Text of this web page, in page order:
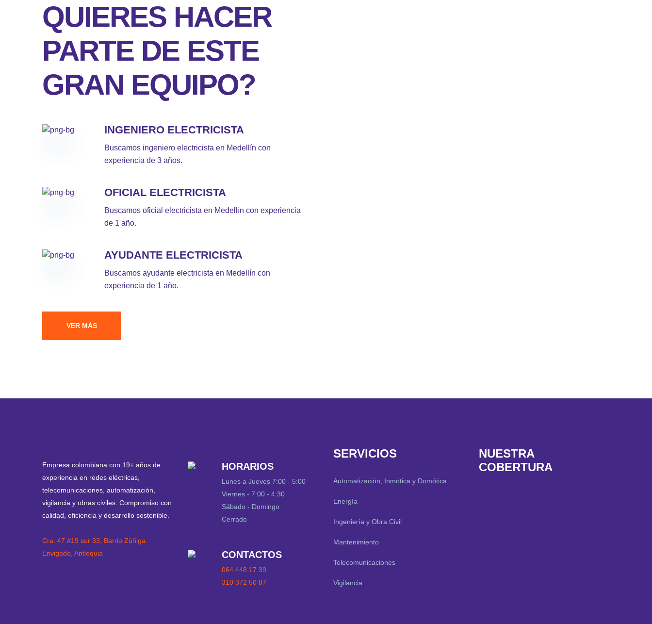
QUIERES HACER
PARTE DE ESTE
GRAN EQUIPO?
INGENIERO ELECTRICISTA
Buscamos ingeniero electricista en Medellín con
experiencia de 3 años.
OFICIAL ELECTRICISTA
Buscamos oficial electricista en Medellín con experiencia
de 1 año.
AYUDANTE ELECTRICISTA
Buscamos ayudante electricista en Medellín con
experiencia de 1 año.
VER MÁS
Empresa colombiana con 19+ años de
experiencia en redes eléctricas,
telecomunicaciones, automatización,
vigilancia y obras civiles. Compromiso con
calidad, eficiencia y desarrollo sostenible.
Cra. 47 #19 sur 33, Barrio Zúñiga.
Envigado, Antioquia
HORARIOS
Lunes a Jueves 7:00 - 5:00
Viernes - 7:00 - 4:30
Sábado - Domingo
Cerrado
CONTACTOS
064 448 17 39
310 372 50 87
SERVICIOS
Automatización, Inmótica y Domótica
Energía
Ingeniería y Obra Civil
Mantenimiento
Telecomunicaciones
Vigilancia
NUESTRA
COBERTURA